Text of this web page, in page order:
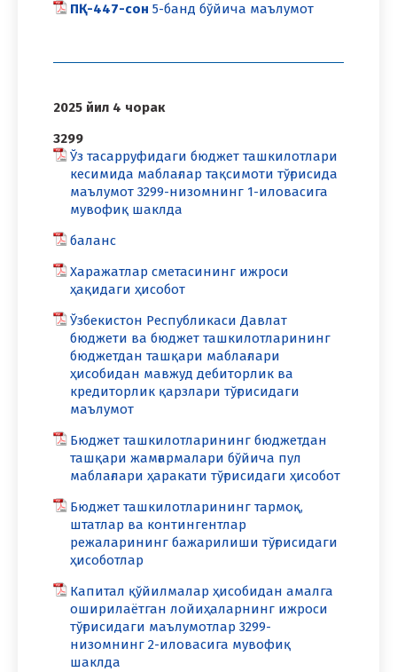
ПҚ-447-сон 5-банд бўйича маълумот
2025 йил 4 чорак
3299
Ўз тасарруфидаги бюджет ташкилотлари
кесимида маблағлар тақсимоти тўғрисида
маълумот 3299-низомнинг 1-иловасига
мувофиқ шаклда
баланс
Харажатлар сметасининг ижроси
ҳақидаги ҳисобот
Ўзбекистон Республикаси Давлат
бюджети ва бюджет ташкилотларининг
бюджетдан ташқари маблағлари
ҳисобидан мавжуд дебиторлик ва
кредиторлик қарзлари тўғрисидаги
маълумот
Бюджет ташкилотларининг бюджетдан
ташқари жамғармалари бўйича пул
маблағлари ҳаракати тўғрисидаги ҳисобот
Бюджет ташкилотларининг тармоқ,
штатлар ва контингентлар
режаларининг бажарилиши тўғрисидаги
ҳисоботлар
Капитал қўйилмалар ҳисобидан амалга
оширилаётган лойиҳаларнинг ижроси
тўғрисидаги маълумотлар 3299-
низомнинг 2-иловасига мувофиқ
шаклда